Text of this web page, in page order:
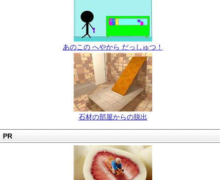
あのこの へやから だっしゅつ！
石材の部屋からの脱出
PR